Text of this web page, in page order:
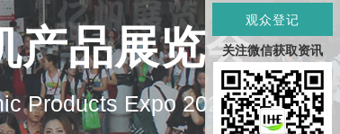
产品展览会
Products Expo 2027
观众登记
关注微信获取资讯